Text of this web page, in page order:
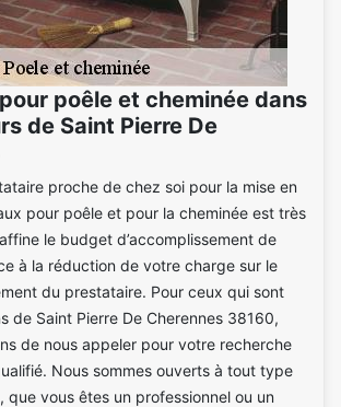
poêle et cheminée dans
de Saint Pierre De
proche de chez soi pour la mise en
pour poêle et pour la cheminée est très
le budget d’accomplissement de
à la réduction de votre charge sur le
du prestataire. Pour ceux qui sont
de Saint Pierre De Cherennes 38160,
de nous appeler pour votre recherche
Nous sommes ouverts à tout type
que vous êtes un professionnel ou un